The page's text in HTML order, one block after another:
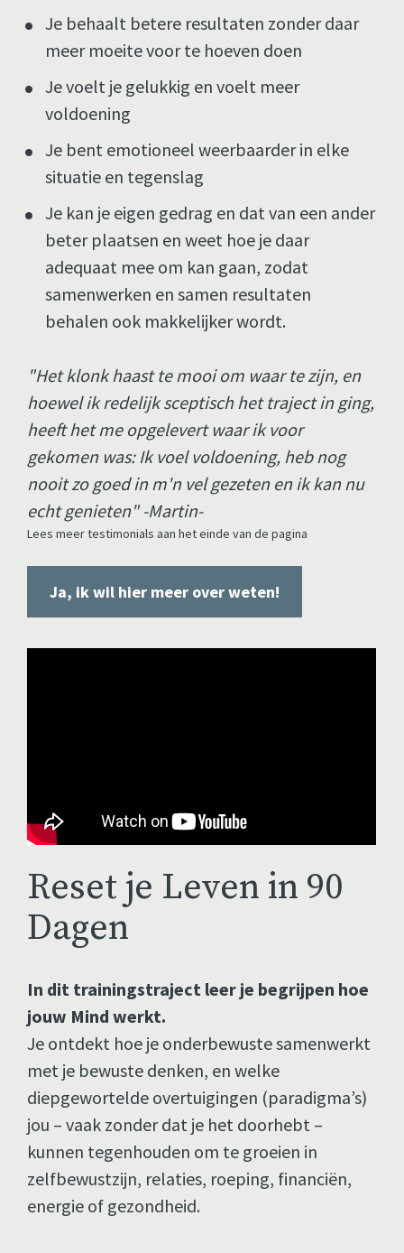
Je behaalt betere resultaten zonder daar
meer moeite voor te hoeven doen
Je voelt je gelukkig en voelt meer
voldoening
Je bent emotioneel weerbaarder in elke
situatie en tegenslag
Je kan je eigen gedrag en dat van een ander
beter plaatsen en weet hoe je daar
adequaat mee om kan gaan, zodat
samenwerken en samen resultaten
behalen ook makkelijker wordt.
"Het klonk haast te mooi om waar te zijn, en
hoewel ik redelijk sceptisch het traject in ging,
heeft het me opgelevert waar ik voor
gekomen was: Ik voel voldoening, heb nog
nooit zo goed in m'n vel gezeten en ik kan nu
echt genieten" -Martin-
Lees meer testimonials aan het einde van de pagina
Ja, ik wil hier meer over weten!
Reset je Leven in 90
Dagen
In dit trainingstraject leer je begrijpen hoe
jouw Mind werkt.
Je ontdekt hoe je onderbewuste samenwerkt
met je bewuste denken, en welke
diepgewortelde overtuigingen (paradigma’s)
jou – vaak zonder dat je het doorhebt –
kunnen tegenhouden om te groeien in
zelfbewustzijn, relaties, roeping, financiën,
energie of gezondheid.